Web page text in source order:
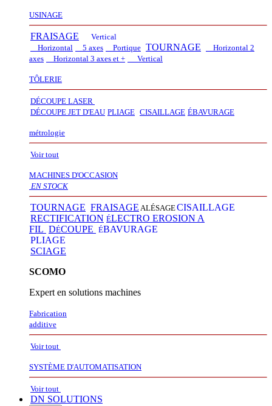
USINAGE
FRAISAGE
Vertical
Horizontal
5 axes Portique TOURNAGE
Horizontal 2
axes
Horizontal 3 axes et + Vertical​
TÔLERIE
DÉCOUPE LASER
DÉCOUPE JET D'EAU PLIAGE CISAILLAGE ÉBAVURAGE
métrologie
Voir tout
MACHINES D'OCCASION
EN STOCK
TOURNAGE FRAISAGE ALÉSAGECISAILLAGE
RECTIFICATION ÉLECTRO EROSION A
FIL DÉCOUPE ÉBAVURAGE
PLIAGE
SCIAGE
SCOMO
Expert en solutions machines
Fabrication
additive
Voir tout
SYSTÈME D'AUTOMATISATION
Voir tout
DN SOLUTIONS